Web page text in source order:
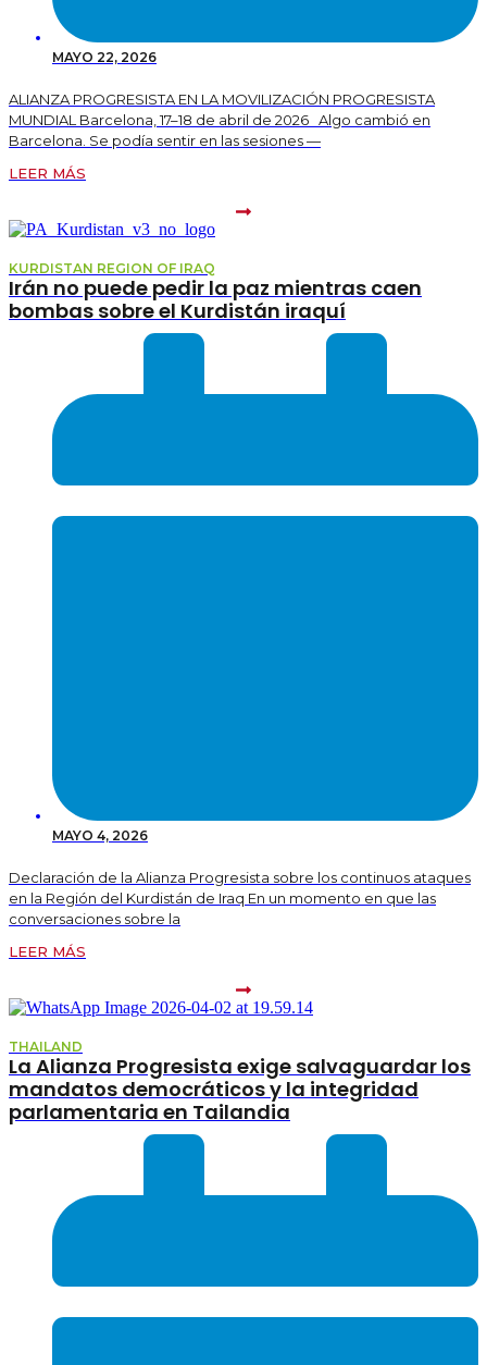
MAYO 22, 2026
ALIANZA PROGRESISTA EN LA MOVILIZACIÓN PROGRESISTA
MUNDIAL Barcelona, 17–18 de abril de 2026 Algo cambió en
Barcelona. Se podía sentir en las sesiones —
LEER MÁS
KURDISTAN REGION OF IRAQ
Irán no puede pedir la paz mientras caen
bombas sobre el Kurdistán iraquí
MAYO 4, 2026
Declaración de la Alianza Progresista sobre los continuos ataques
en la Región del Kurdistán de Iraq En un momento en que las
conversaciones sobre la
LEER MÁS
THAILAND
La Alianza Progresista exige salvaguardar los
mandatos democráticos y la integridad
parlamentaria en Tailandia